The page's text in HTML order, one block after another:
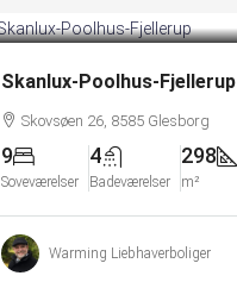
Skanlux-Poolhus-Fjellerup
Skovsøen 26, 8585 Glesborg
9
Soveværelser
4
Badeværelser
298
m²
Warming Liebhaverboliger